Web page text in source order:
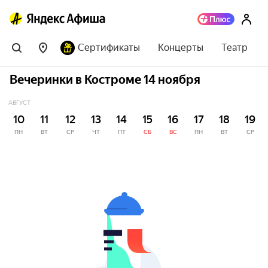
Сертификаты Концерты Театр
Вечеринки в Костроме 14 ноября
АВГУСТ
10
ПН
11
ВТ
12
СР
13
ЧТ
14
ПТ
15
СБ
16
ВС
17
ПН
18
ВТ
19
СР